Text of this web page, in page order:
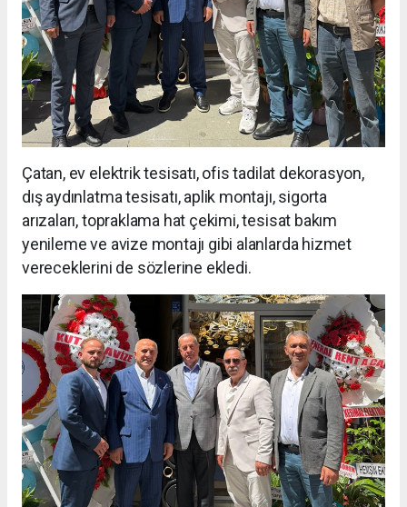
Çatan, ev elektrik tesisatı, ofis tadilat dekorasyon,
dış aydınlatma tesisatı, aplik montajı, sigorta
arızaları, topraklama hat çekimi, tesisat bakım
yenileme ve avize montajı gibi alanlarda hizmet
vereceklerini de sözlerine ekledi.